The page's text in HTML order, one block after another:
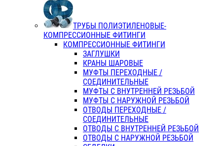
ТРУБЫ ПОЛИЭТИЛЕНОВЫЕ-
КОМПРЕССИОННЫЕ ФИТИНГИ
КОМПРЕССИОННЫЕ ФИТИНГИ
ЗАГЛУШКИ
КРАНЫ ШАРОВЫЕ
МУФТЫ ПЕРЕХОДНЫЕ /
СОЕДИНИТЕЛЬНЫЕ
МУФТЫ С ВНУТРЕННЕЙ РЕЗЬБОЙ
МУФТЫ С НАРУЖНОЙ РЕЗЬБОЙ
ОТВОДЫ ПЕРЕХОДНЫЕ /
СОЕДИНИТЕЛЬНЫЕ
ОТВОДЫ С ВНУТРЕННЕЙ РЕЗЬБОЙ
ОТВОДЫ С НАРУЖНОЙ РЕЗЬБОЙ